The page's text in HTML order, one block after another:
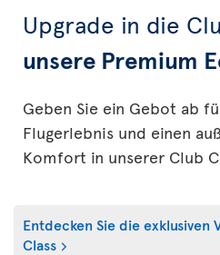
Upgrade in die
unsere Premium
Geben Sie ein Gebot ab
Flugerlebnis und einen
Komfort in unserer Club
Entdecken Sie die
Class